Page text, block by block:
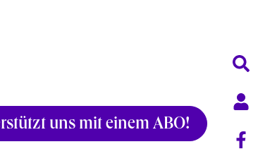
uns mit einem ABO!